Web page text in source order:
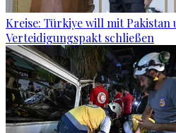
Kreise: Türkiye will mit Pakistan
Verteidigungspakt schließen